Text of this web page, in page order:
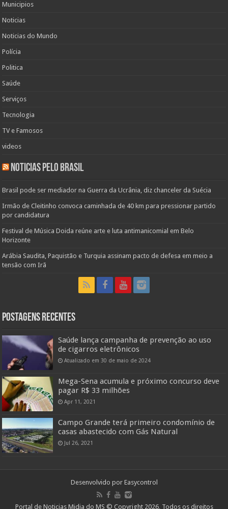
Municipios
Noticias
Noticias do Mundo
Polícia
Politica
Saúde
Serviços
Tecnologia
TV e Famosos
videos
Noticias pelo Brasil
Brasil pode ser mediador na Guerra da Ucrânia, diz chanceler da Suécia
Irmão de Cleitinho convoca caminhada de 40 km para pressionar partido
por candidatura
Festival de Música Doida reúne arte e luta antimanicomial em Belo
Horizonte
Arábia Saudita, Paquistão e Turquia assinam pacto de defesa em meio a
tensão com Irã
Postagens Recentes
Saúde lança campanha de prevenção ao uso
de cigarros eletrônicos
Atualizado em 30 de maio de 2024
Mega-Sena acumula e próximo concurso deve
pagar R$ 33 milhões
Apr 11, 2021
Campo Grande terá primeiro condomínio de
casas abastecido com Gás Natural
Jul 26, 2021
Desenvolvido por Easycontrol
Portal de Noticias Midia do MS © Copyright 2026, Todos os direitos